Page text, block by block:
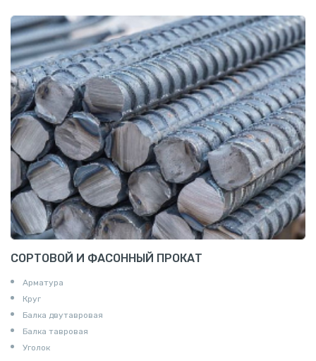
СОРТОВОЙ И ФАСОННЫЙ ПРОКАТ
Арматура
Круг
Балка двутавровая
Балка тавровая
Уголок